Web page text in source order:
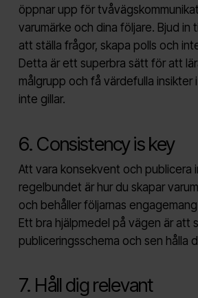
öppnar upp för
varumärke och dina följare. Bjud in
att ställa frågor, skapa polls och
Detta är ett superbra sätt för att
målgrupp och få värdefulla insikter
inte gillar.
6. Consistency is key
Att vara konsekvent och publicera
regelbundet är hur du skapar
och behåller följarnas
Ett bra hjälpmedel på vägen är att
publiceringsschema och sen hålla
7. Håll dig relevant